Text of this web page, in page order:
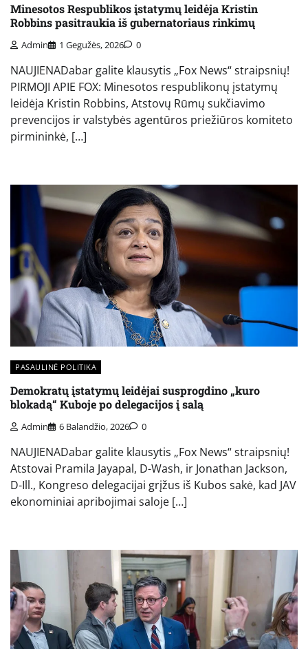
Minesotos Respublikos įstatymų leidėja Kristin
Robbins pasitraukia iš gubernatoriaus rinkimų
Admin 1 Gegužės, 2026 0
NAUJIENADabar galite klausytis „Fox News“ straipsnių!
PIRMOJI APIE FOX: Minesotos respublikonų įstatymų
leidėja Kristin Robbins, Atstovų Rūmų sukčiavimo
prevencijos ir valstybės agentūros priežiūros komiteto
pirmininkė, […]
PASAULINĖ POLITIKA
Demokratų įstatymų leidėjai susprogdino „kuro
blokadą“ Kuboje po delegacijos į salą
Admin 6 Balandžio, 2026 0
NAUJIENADabar galite klausytis „Fox News“ straipsnių!
Atstovai Pramila Jayapal, D-Wash, ir Jonathan Jackson,
D-Ill., Kongreso delegacijai grįžus iš Kubos sakė, kad JAV
ekonominiai apribojimai saloje […]